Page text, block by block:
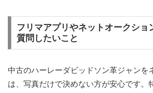
フリマアプリやネットオークショ
質問したいこと
中古のハーレーダビッドソン革ジャンを
は、写真だけで決めない方が安心です。